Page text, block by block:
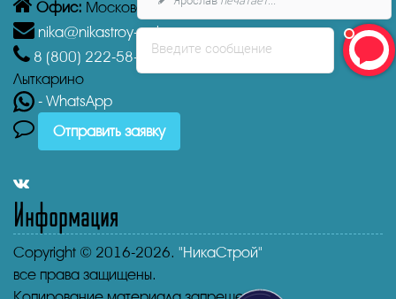
Офис: Московская область, Лыткарино, 1-й кв-л, 4А
nika@nikastroy-msk.ru
8 (800) 222-58-30 Звонок бесплатный из г.
Лыткарино
- WhatsApp
Отправить заявку
Информация
Copyright © 2016-2026. "НикаСтрой"
все права защищены.
Введите сообщение